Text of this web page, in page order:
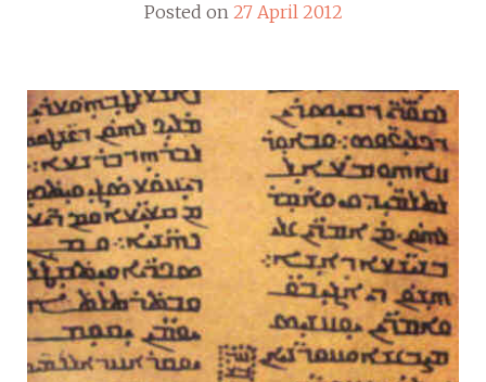
Posted on 27 April 2012